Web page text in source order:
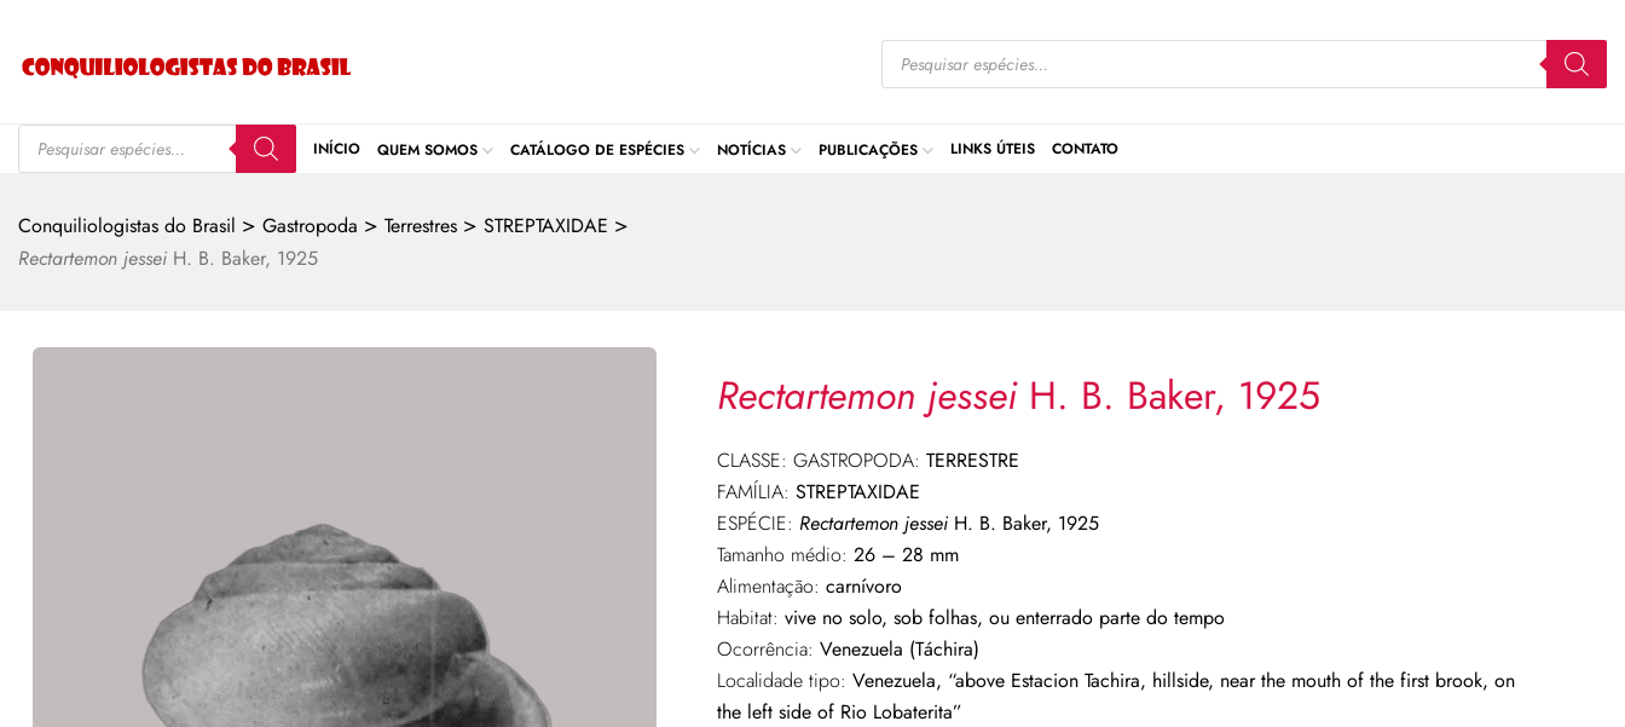
INÍCIO QUEM SOMOS CATÁLOGO DE ESPÉCIES NOTÍCIAS PUBLICAÇÕES LINKS ÚTEIS CONTATO
Conquiliologistas do Brasil > Gastropoda > Terrestres > STREPTAXIDAE >
Rectartemon jessei H. B. Baker, 1925
Rectartemon jessei H. B. Baker, 1925
CLASSE: GASTROPODA: TERRESTRE
FAMÍLIA: STREPTAXIDAE
ESPÉCIE: Rectartemon jesseiH. B. Baker, 1925
Tamanho médio: 26 – 28 mm
Alimentação: carnívoro
Habitat: vive no solo, sob folhas, ou enterrado parte do tempo
Ocorrência: Venezuela (Táchira)
Localidade tipo: Venezuela, “above Estacion Tachira, hillside, near the mouth of the first brook, on
the left side of Rio Lobaterita”